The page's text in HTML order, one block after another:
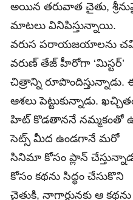
అయిన తరువాత చైతు,
మాటలు వినిపిస్తున్నాయి.
వరుస పరాయజయాలను
వరుణ్ తేజ్ హీరోగా ‘మిస్టర్’
చిత్రాన్ని
ఆశలు పెట్టుకున్నాడు.
హిట్ కొడతాననే నమ్మకంతో
సెట్స్ మీద ఉండగానే మరో
సినిమా కోసం ప్లాన్
కోసం కథను సిద్ధం చేసుకొని
చైతుకి, నాగార్జునకు ఆ